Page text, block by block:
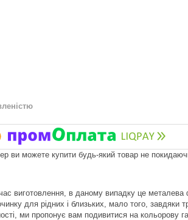
ви можете купити будь-який товар не
виготовлення, в даному випадку це металева
для рідних і близьких, мало того, завдяки
ми пропонує вам подивитися на кольорову